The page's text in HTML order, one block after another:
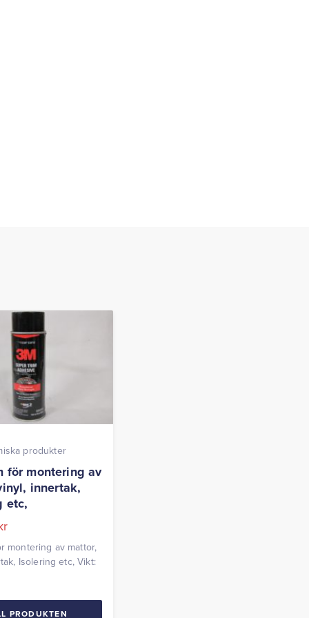
produkter
för montering av
innertak,
etc,
montering av mattor,
Isolering etc, Vikt:
PRODUKTEN